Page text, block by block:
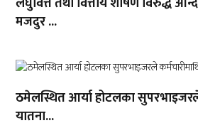
मजदुर ...
ठमेलस्थित आर्या होटलका
यातना...